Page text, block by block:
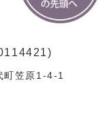
町笠原1-4-1